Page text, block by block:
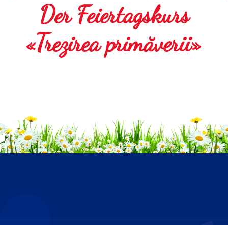
Der Feiertagskurs
«Trezirea primăverii»